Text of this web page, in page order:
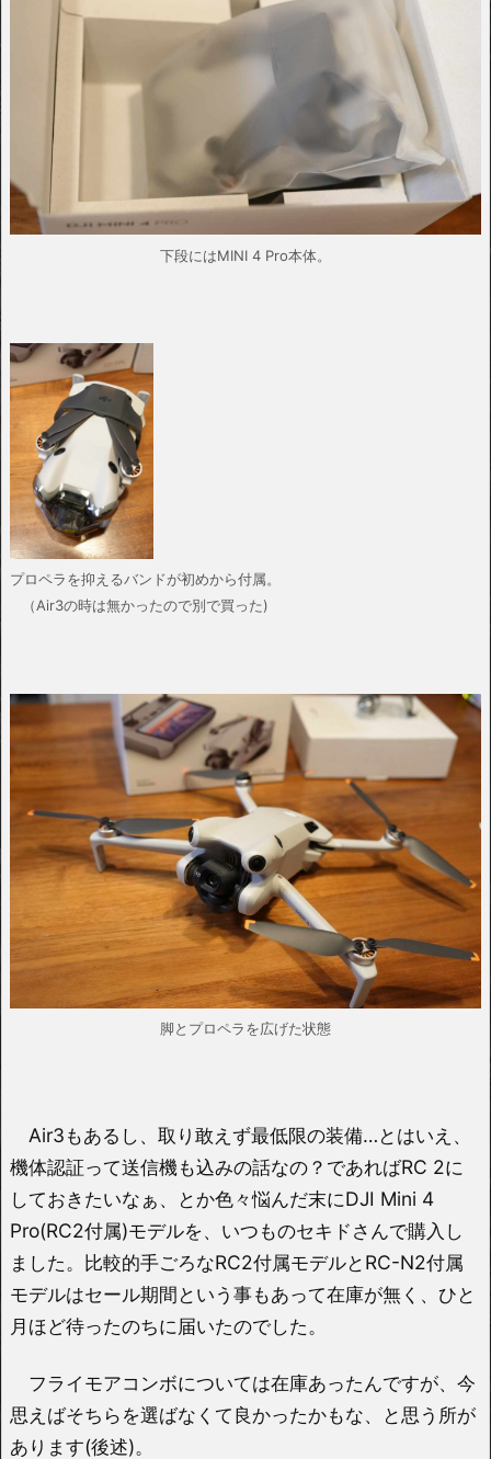
下段にはMINI 4 Pro本体。
プロペラを抑えるバンドが初めから付属。
（Air3の時は無かったので別で買った)
脚とプロペラを広げた状態
Air3もあるし、取り敢えず最低限の装備…とはいえ、
機体認証って送信機も込みの話なの？であればRC 2に
しておきたいなぁ、とか色々悩んだ末にDJI Mini 4
Pro(RC2付属)モデルを、いつものセキドさんで購入し
ました。比較的手ごろなRC2付属モデルとRC-N2付属
モデルはセール期間という事もあって在庫が無く、ひと
月ほど待ったのちに届いたのでした。
フライモアコンボについては在庫あったんですが、今
思えばそちらを選ばなくて良かったかもな、と思う所が
あります(後述)。